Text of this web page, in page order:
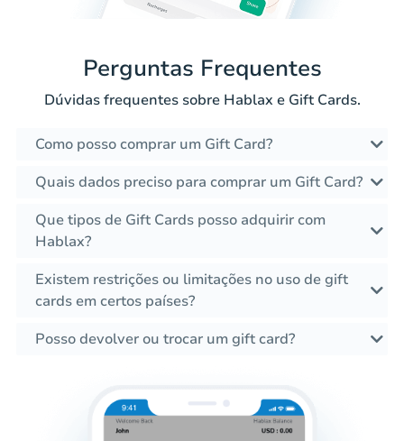
Perguntas Frequentes
Dúvidas frequentes sobre Hablax e Gift Cards.
Como posso comprar um Gift Card?
Quais dados preciso para comprar um Gift Card?
Que tipos de Gift Cards posso adquirir com
Hablax?
Existem restrições ou limitações no uso de gift
cards em certos países?
Posso devolver ou trocar um gift card?